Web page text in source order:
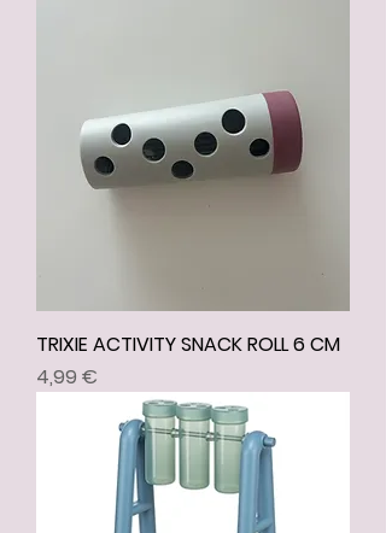
TRIXIE ACTIVITY SNACK ROLL 6 CM
Prix
4,99 €